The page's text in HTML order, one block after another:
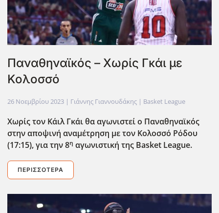
Παναθηναϊκός – Χωρίς Γκάι με
Κολοσσό
26 Νοεμβρίου 2023 | Γιάννης Γιαννουδάκης | Basket League
Χωρίς τον Κάιλ Γκάι θα αγωνιστεί ο Παναθηναϊκός
στην αποψινή αναμέτρηση με τον Κολοσσό Ρόδου
(17:15), για την 8η αγωνιστική της Basket League.
ΠΕΡΙΣΣΌΤΕΡΑ